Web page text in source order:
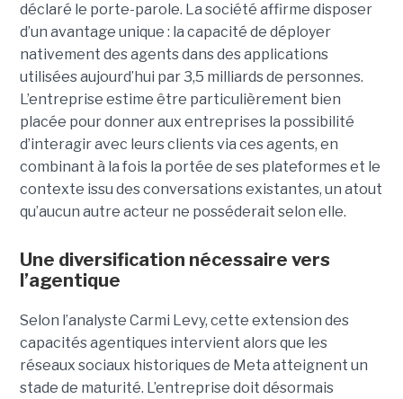
déclaré le porte-parole. La société affirme disposer
d’un avantage unique : la capacité de déployer
nativement des agents dans des applications
utilisées aujourd’hui par 3,5 milliards de personnes.
L’entreprise estime être particulièrement bien
placée pour donner aux entreprises la possibilité
d’interagir avec leurs clients via ces agents, en
combinant à la fois la portée de ses plateformes et le
contexte issu des conversations existantes, un atout
qu’aucun autre acteur ne posséderait selon elle.
Une diversification nécessaire vers
l’agentique
Selon l’analyste Carmi Levy, cette extension des
capacités agentiques intervient alors que les
réseaux sociaux historiques de Meta atteignent un
stade de maturité. L’entreprise doit désormais